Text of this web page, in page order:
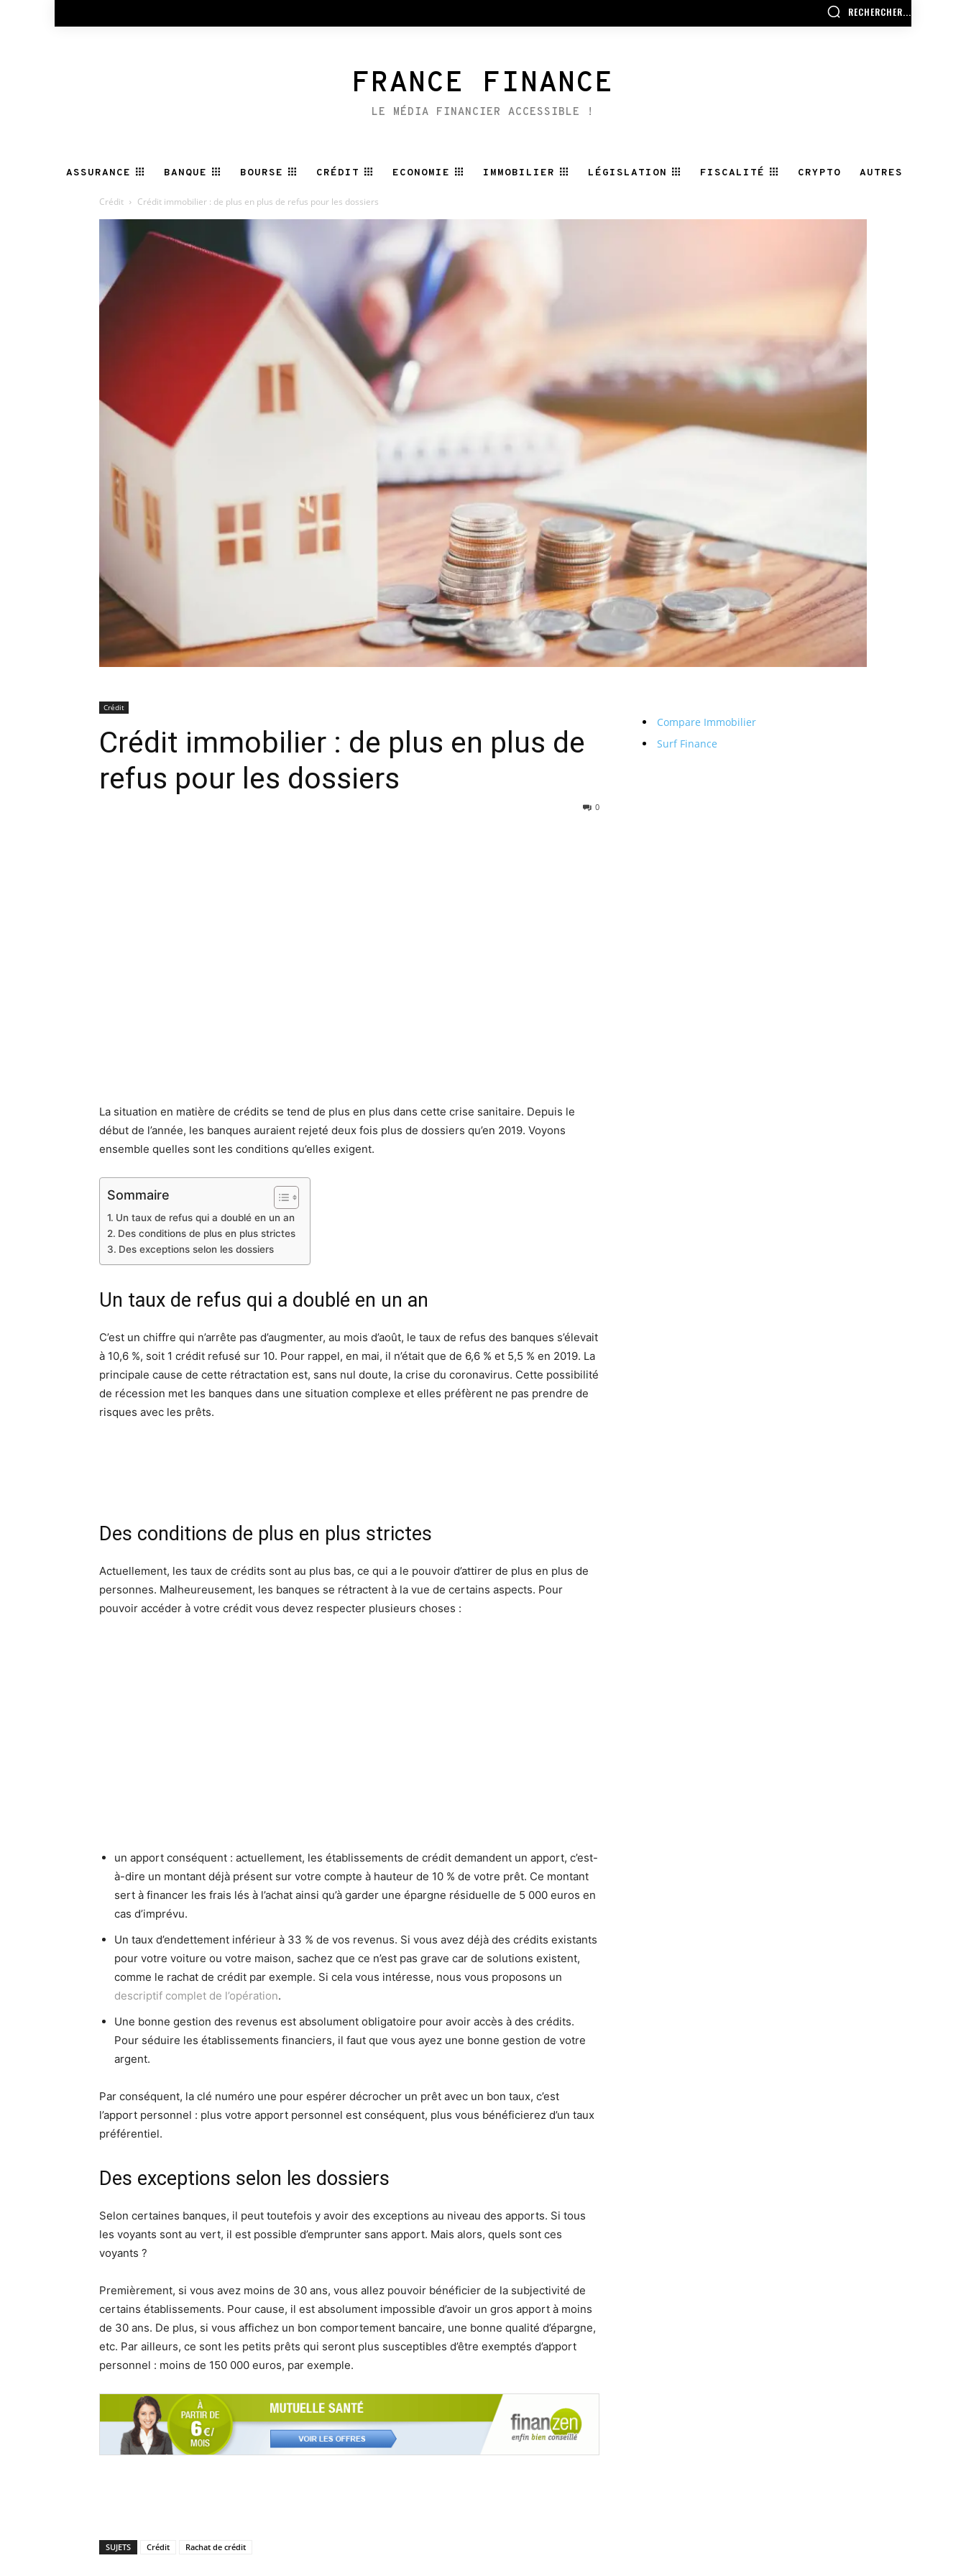
RECHERCHER...
FRANCE FINANCE
LE MÉDIA FINANCIER ACCESSIBLE !
ASSURANCE BANQUE BOURSE CRÉDIT ECONOMIE IMMOBILIER LÉGISLATION FISCALITÉ CRYPTO AUTRES
Crédit Crédit immobilier : de plus en plus de refus pour les dossiers
Crédit
Crédit immobilier : de plus en plus de
refus pour les dossiers
0
La situation en matière de crédits se tend de plus en plus dans cette crise sanitaire. Depuis le
début de l’année, les banques auraient rejeté deux fois plus de dossiers qu’en 2019. Voyons
ensemble quelles sont les conditions qu’elles exigent.
Sommaire
Un taux de refus qui a doublé en un an
Des conditions de plus en plus strictes
Des exceptions selon les dossiers
Un taux de refus qui a doublé en un an
C’est un chiffre qui n’arrête pas d’augmenter, au mois d’août, le taux de refus des banques s’élevait
à 10,6 %, soit 1 crédit refusé sur 10. Pour rappel, en mai, il n’était que de 6,6 % et 5,5 % en 2019. La
principale cause de cette rétractation est, sans nul doute, la crise du coronavirus. Cette possibilité
de récession met les banques dans une situation complexe et elles préfèrent ne pas prendre de
risques avec les prêts.
Des conditions de plus en plus strictes
Actuellement, les taux de crédits sont au plus bas, ce qui a le pouvoir d’attirer de plus en plus de
personnes. Malheureusement, les banques se rétractent à la vue de certains aspects. Pour
pouvoir accéder à votre crédit vous devez respecter plusieurs choses :
un apport conséquent : actuellement, les établissements de crédit demandent un apport, c’est-
à-dire un montant déjà présent sur votre compte à hauteur de 10 % de votre prêt. Ce montant
sert à financer les frais lés à l’achat ainsi qu’à garder une épargne résiduelle de 5 000 euros en
cas d’imprévu.
Un taux d’endettement inférieur à 33 % de vos revenus. Si vous avez déjà des crédits existants
pour votre voiture ou votre maison, sachez que ce n’est pas grave car de solutions existent,
comme le rachat de crédit par exemple. Si cela vous intéresse, nous vous proposons un
descriptif complet de l’opération.
Une bonne gestion des revenus est absolument obligatoire pour avoir accès à des crédits.
Pour séduire les établissements financiers, il faut que vous ayez une bonne gestion de votre
argent.
Par conséquent, la clé numéro une pour espérer décrocher un prêt avec un bon taux, c’est
l’apport personnel : plus votre apport personnel est conséquent, plus vous bénéficierez d’un taux
préférentiel.
Des exceptions selon les dossiers
Selon certaines banques, il peut toutefois y avoir des exceptions au niveau des apports. Si tous
les voyants sont au vert, il est possible d’emprunter sans apport. Mais alors, quels sont ces
voyants ?
Premièrement, si vous avez moins de 30 ans, vous allez pouvoir bénéficier de la subjectivité de
certains établissements. Pour cause, il est absolument impossible d’avoir un gros apport à moins
de 30 ans. De plus, si vous affichez un bon comportement bancaire, une bonne qualité d’épargne,
etc. Par ailleurs, ce sont les petits prêts qui seront plus susceptibles d’être exemptés d’apport
personnel : moins de 150 000 euros, par exemple.
SUJETS Crédit Rachat de crédit
Compare Immobilier
Surf Finance